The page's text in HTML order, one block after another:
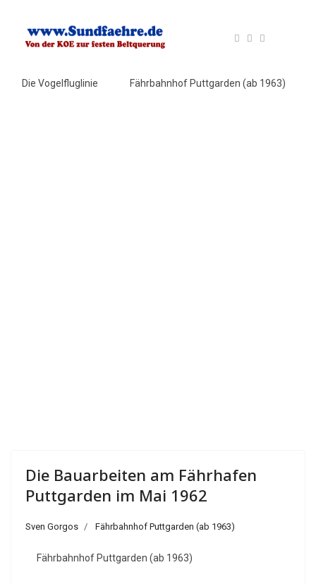
Die Vogelfluglinie Fährbahnhof Puttgarden (ab 1963)
Die Bauarbeiten am Fährhafen
Puttgarden im Mai 1962
Sven Gorgos Fährbahnhof Puttgarden (ab 1963)
Fährbahnhof Puttgarden (ab 1963)